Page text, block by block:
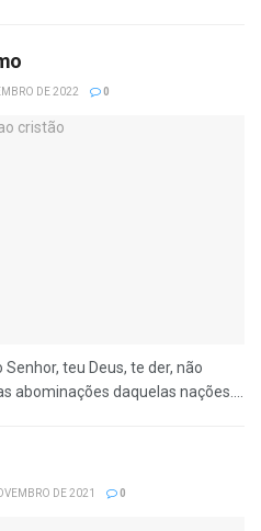
DE 2022 0
teu Deus, te der, não
daquelas nações....
DE 2021 0